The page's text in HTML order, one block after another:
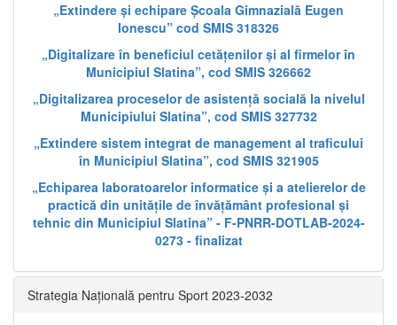
„Extindere și echipare Școala Gimnazială Eugen
Ionescu” cod SMIS 318326
„Digitalizare în beneficiul cetățenilor și al firmelor în
Municipiul Slatina”, cod SMIS 326662
„Digitalizarea proceselor de asistență socială la nivelul
Municipiului Slatina”, cod SMIS 327732
„Extindere sistem integrat de management al traficului
în Municipiul Slatina”, cod SMIS 321905
„Echiparea laboratoarelor informatice și a atelierelor de
practică din unitățile de învățământ profesional și
tehnic din Municipiul Slatina” - F-PNRR-DOTLAB-2024-
0273 - finalizat
Strategia Națională pentru Sport 2023-2032